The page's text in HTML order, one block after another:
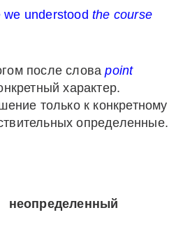
we understoodthe course
после словаpoint
характер.
только к конкретному
определенные.
неопределенный